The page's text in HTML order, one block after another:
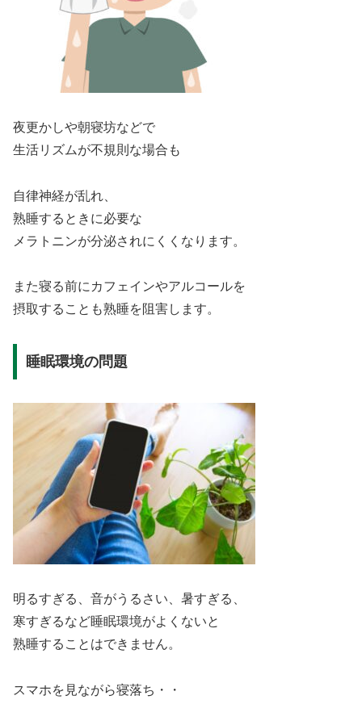
夜更かしや朝寝坊などで
生活リズムが不規則な場合も
自律神経が乱れ、
熟睡するときに必要な
メラトニンが分泌されにくくなります。
また寝る前にカフェインやアルコールを
摂取することも熟睡を阻害します。
睡眠環境の問題
明るすぎる、音がうるさい、暑すぎる、
寒すぎるなど睡眠環境がよくないと
熟睡することはできません。
スマホを見ながら寝落ち・・